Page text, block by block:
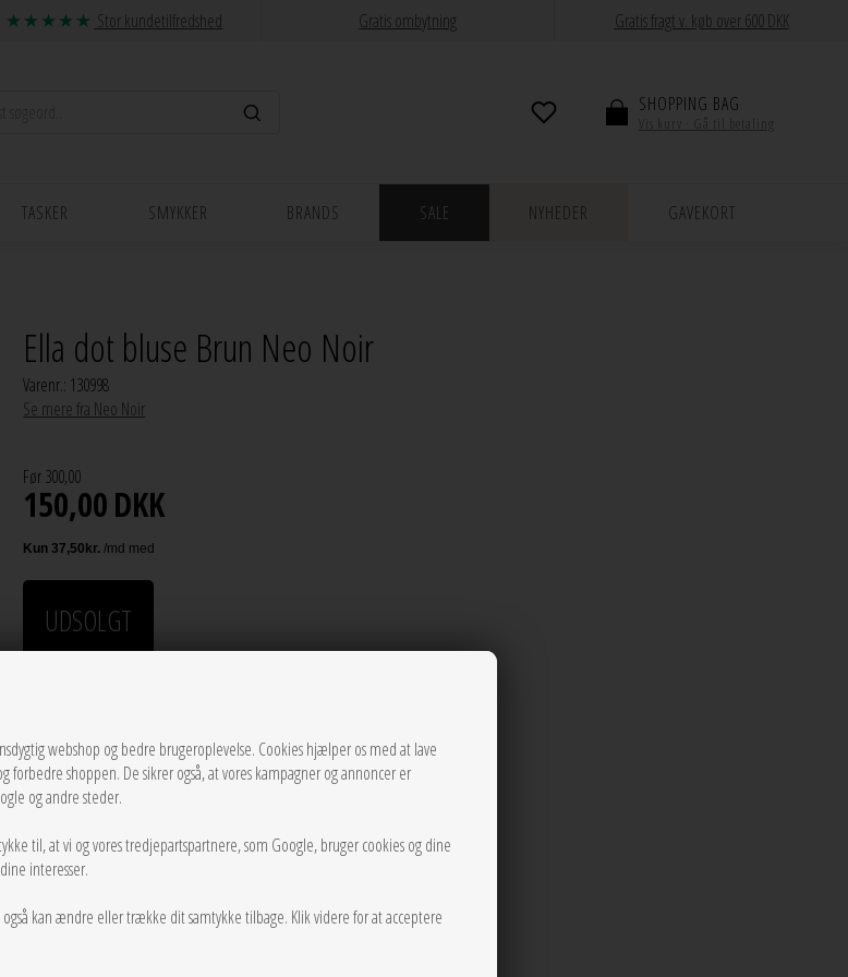
webshop og bedre brugeroplevelse. Cookies hjælper os med at lave
forbedre shoppen. De sikrer også, at vores kampagner og annoncer er
og andre steder.
til, at vi og vores tredjepartspartnere, som Google, bruger cookies og dine
interesser.
også kan ændre eller trække dit samtykke tilbage. Klik videre for at acceptere
Stor kundetilfredshed Gratis ombytning Gratis fragt v. køb over 600 DKK
SHOPPING BAG
TASKER SMYKKER BRANDS SALE NYHEDER GAVEKORT
Ella dot bluse Brun Neo Noir
Varenr.: 130998
Se mere fra Neo Noir
Før 300,00
150,00DKK
UDSOLGT
Tilføj til Ønskeskyen
Brun gennemsigtig meshbluse fra Neo Noir med lyse polkaprikker.
Mål Str. 38:
Brystomkreds: 80 cm
Længde: 63 cm